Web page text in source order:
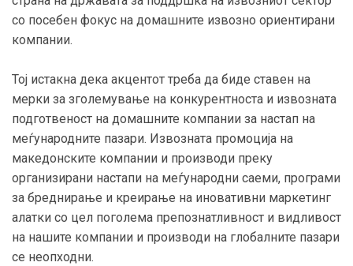
со посебен фокус на домашните извозно ориентирани
компании.
Тој истакна дека акцентот треба да биде ставен на
мерки за зголемување на конкурентноста и извозната
подготвеност на домашните компании за настап на
меѓународните пазари. Извозната промоција на
македонските компании и производи преку
организирани настапи на меѓународни саеми, програми
за бреднирање и креирање на иновативни маркетинг
алатки со цел поголема препознатливност и видливост
на нашите компании и производи на глобалните пазари
се неопходни.